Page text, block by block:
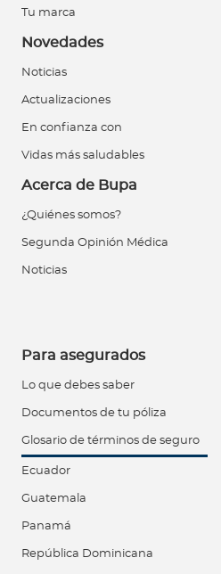
Tu marca
Novedades
Noticias
Actualizaciones
En confianza con
Vidas más saludables
Acerca de Bupa
¿Quiénes somos?
Segunda Opinión Médica
Noticias
Para asegurados
Lo que debes saber
Documentos de tu póliza
Glosario de términos de seguro
Ecuador
Guatemala
Panamá
República Dominicana